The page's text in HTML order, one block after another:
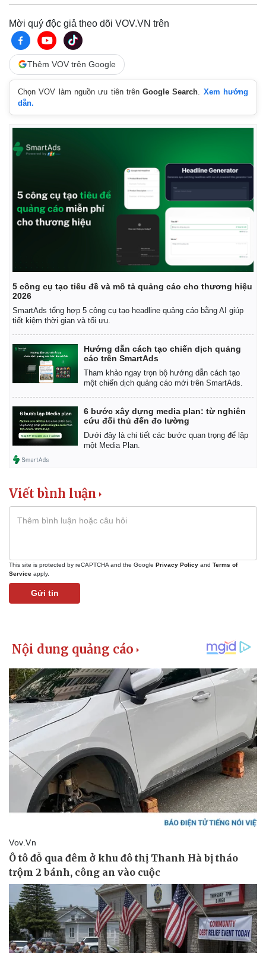
Lịch thi đấu bóng đá
Thế giới thể thao
eSports
Ô tô - Xe máy
Ô tô
Xe máy
Tư vấn
Mời quý độc giả theo dõi VOV.VN trên
Thêm VOV trên Google
Chọn VOV làm nguồn ưu tiên trênGoogle Search
Xem hướng
dẫn.
5 công cụ tạo tiêu đề và mô tả quảng cáo cho thương hiệu
2026
SmartAds tổng hợp 5 công cụ tạo headline quảng cáo bằng AI giúp
tiết kiệm thời gian và tối ưu.
Hướng dẫn cách tạo chiến dịch quảng
cáo trên SmartAds
Tham khảo ngay trọn bộ hướng dẫn cách tạo
một chiến dịch quảng cáo mới trên SmartAds.
6 bước xây dựng media plan: từ nghiên
cứu đối thủ đến đo lường
Dưới đây là chi tiết các bước quan trọng để lập
một Media Plan.
Viết bình luận
This site is protected by reCAPTCHA and the Google Privacy Policy and Terms of
Service apply.
Gửi tin